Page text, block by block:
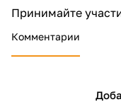
Принимайте
Комментарии